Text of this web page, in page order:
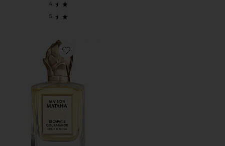
Favorite ПАРФЮМЕРНАЯ ВОДА ESCAPADE GOURMANDE